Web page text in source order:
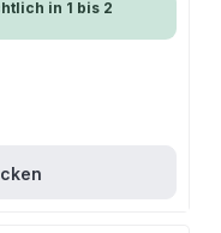
in 1 bis 2